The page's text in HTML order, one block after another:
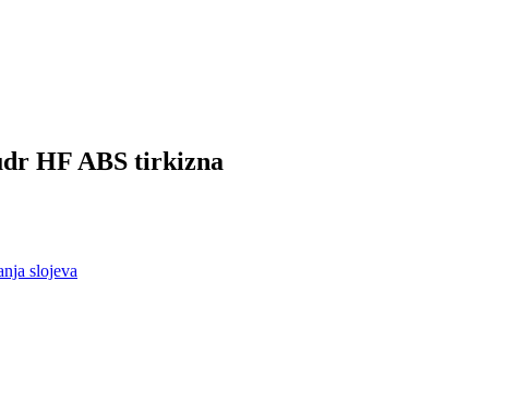
HF ABS tirkizna
slojeva